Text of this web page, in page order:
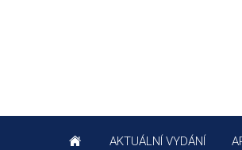
AKTUÁLNÍ VYDÁNÍ